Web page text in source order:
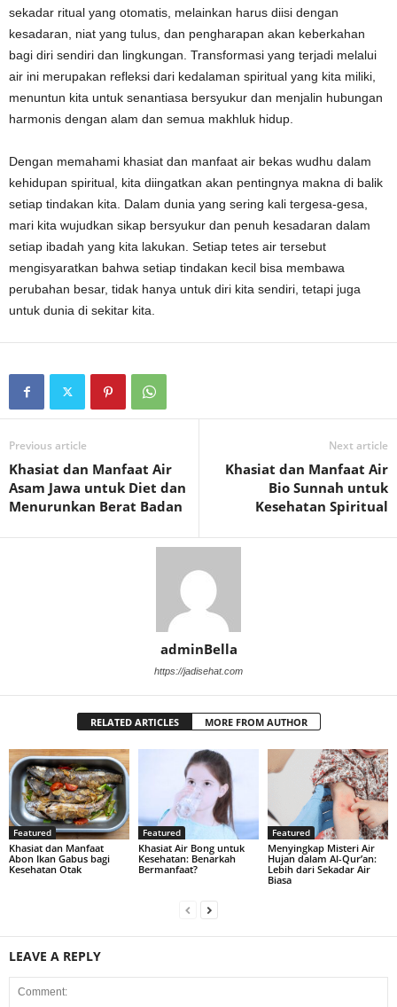
sekadar ritual yang otomatis, melainkan harus diisi dengan
kesadaran, niat yang tulus, dan pengharapan akan keberkahan
bagi diri sendiri dan lingkungan. Transformasi yang terjadi melalui
air ini merupakan refleksi dari kedalaman spiritual yang kita miliki,
menuntun kita untuk senantiasa bersyukur dan menjalin hubungan
harmonis dengan alam dan semua makhluk hidup.
Dengan memahami khasiat dan manfaat air bekas wudhu dalam
kehidupan spiritual, kita diingatkan akan pentingnya makna di balik
setiap tindakan kita. Dalam dunia yang sering kali tergesa-gesa,
mari kita wujudkan sikap bersyukur dan penuh kesadaran dalam
setiap ibadah yang kita lakukan. Setiap tetes air tersebut
mengisyaratkan bahwa setiap tindakan kecil bisa membawa
perubahan besar, tidak hanya untuk diri kita sendiri, tetapi juga
untuk dunia di sekitar kita.
Previous article
Khasiat dan Manfaat Air
Asam Jawa untuk Diet dan
Menurunkan Berat Badan
Next article
Khasiat dan Manfaat Air
Bio Sunnah untuk
Kesehatan Spiritual
adminBella
https://jadisehat.com
RELATED ARTICLES MORE FROM AUTHOR
Featured
Khasiat dan Manfaat
Abon Ikan Gabus bagi
Kesehatan Otak
Featured
Khasiat Air Bong untuk
Kesehatan: Benarkah
Bermanfaat?
Featured
Menyingkap Misteri Air
Hujan dalam Al-Qur’an:
Lebih dari Sekadar Air
Biasa
LEAVE A REPLY